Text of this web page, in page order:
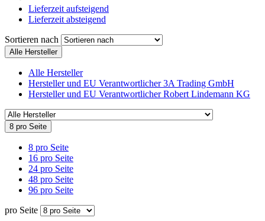
Lieferzeit aufsteigend
Lieferzeit absteigend
Sortieren nach
Alle Hersteller
Alle Hersteller
Hersteller und EU Verantwortlicher 3A Trading GmbH
Hersteller und EU Verantwortlicher Robert Lindemann KG
8 pro Seite
8 pro Seite
16 pro Seite
24 pro Seite
48 pro Seite
96 pro Seite
pro Seite